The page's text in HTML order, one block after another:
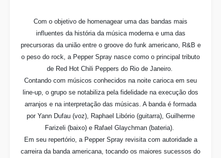
Com o objetivo de homenagear uma das bandas mais
influentes da história da música moderna e uma das
precursoras da união entre o groove do funk americano, R&B e
o peso do rock, a Pepper Spray nasce como o principal tributo
de Red Hot Chili Peppers do Rio de Janeiro.
Contando com músicos conhecidos na noite carioca em seu
line-up, o grupo se notabiliza pela fidelidade na execução dos
arranjos e na interpretação das músicas. A banda é formada
por Yann Dufau (voz), Raphael Libório (guitarra), Guilherme
Farizeli (baixo) e Rafael Glaychman (bateria).
Em seu repertório, a Pepper Spray revisita com autoridade a
carreira da banda americana, tocando os maiores sucessos do